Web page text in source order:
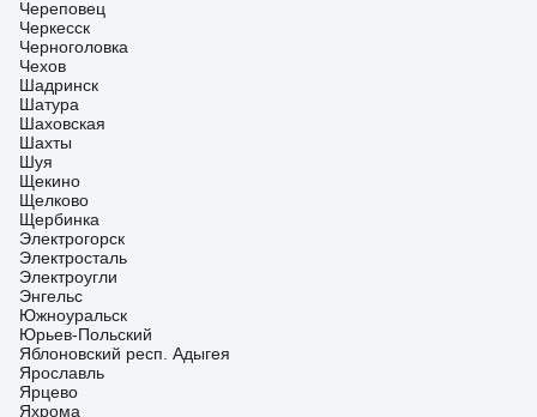
Череповец
Черкесск
Черноголовка
Чехов
Шадринск
Шатура
Шаховская
Шахты
Шуя
Щекино
Щелково
Щербинка
Электрогорск
Электросталь
Электроугли
Энгельс
Южноуральск
Юрьев-Польский
Яблоновский респ. Адыгея
Ярославль
Ярцево
Яхрома